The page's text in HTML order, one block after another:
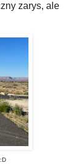
zarys, ale